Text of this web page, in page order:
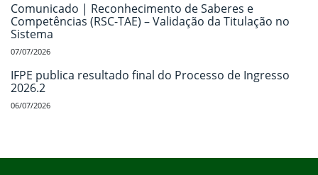
Comunicado | Reconhecimento de Saberes e
Competências (RSC-TAE) – Validação da Titulação no
Sistema
07/07/2026
IFPE publica resultado final do Processo de Ingresso
2026.2
06/07/2026